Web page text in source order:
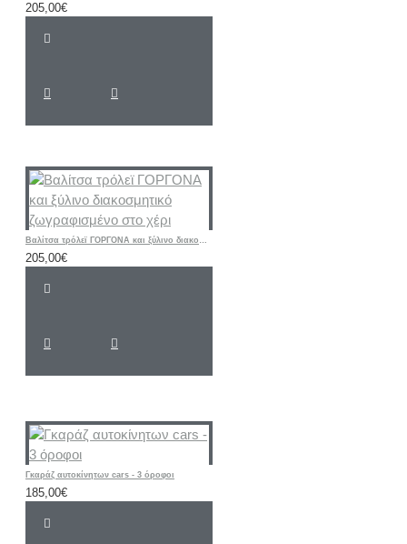
205,00€
Βαλίτσα τρόλεϊ ΓΟΡΓΟΝΑ και ξύλινο διακοσμητικό ζωγραφισμένο στο χέρι
205,00€
Γκαράζ αυτοκίνητων cars - 3 όροφοι
185,00€